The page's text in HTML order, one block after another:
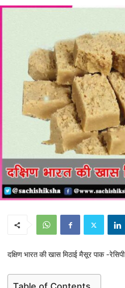
दक्षिण भारत की खास मिठाई मैसूर पाक -रेसिपी